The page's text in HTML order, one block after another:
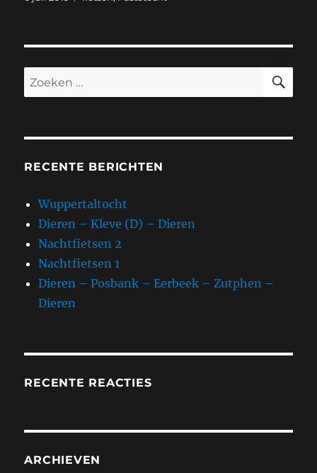
Zoeken
naar:
RECENTE BERICHTEN
Wuppertaltocht
Dieren – Kleve (D) – Dieren
Nachtfietsen 2
Nachtfietsen 1
Dieren – Posbank – Eerbeek – Zutphen –
Dieren
RECENTE REACTIES
ARCHIEVEN